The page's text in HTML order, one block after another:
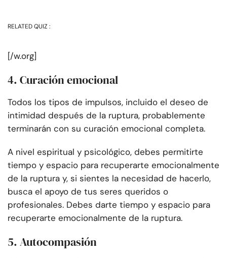
RELATED QUIZ :
[/w.org]
4. Curación emocional
Todos los tipos de impulsos, incluido el deseo de
intimidad después de la ruptura, probablemente
terminarán con su curación emocional completa.
A nivel espiritual y psicológico, debes permitirte
tiempo y espacio para recuperarte emocionalmente
de la ruptura y, si sientes la necesidad de hacerlo,
busca el apoyo de tus seres queridos o
profesionales. Debes darte tiempo y espacio para
recuperarte emocionalmente de la ruptura.
5. Autocompasión